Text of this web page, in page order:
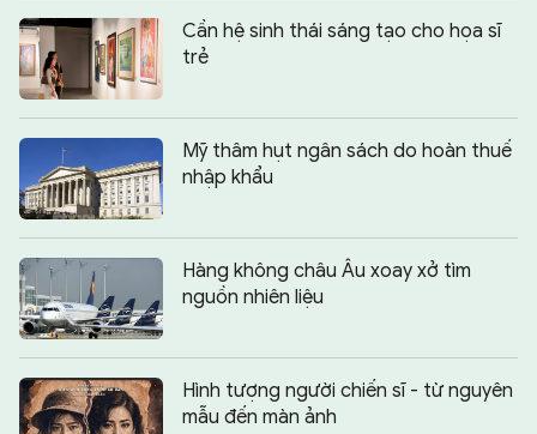
Cần hệ sinh thái sáng tạo cho họa sĩ
trẻ
Mỹ thâm hụt ngân sách do hoàn thuế
nhập khẩu
Hàng không châu Âu xoay xở tìm
nguồn nhiên liệu
Hình tượng người chiến sĩ - từ nguyên
mẫu đến màn ảnh